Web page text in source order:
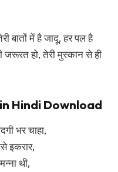
बातों में है जादू, हर पल है
जरूरत हो, तेरी मुस्कान से ही
Hindi Download
भर चाहा,
इकरार,
थी,